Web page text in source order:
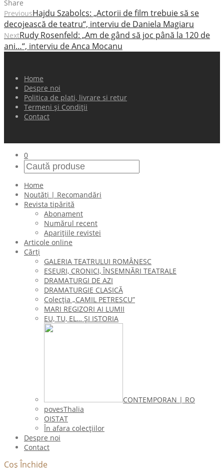
Share
PreviousHajdu Szabolcs: „Actorii de film trebuie să se
decojească de teatru“, interviu de Daniela Magiaru
NextRudy Rosenfeld: „Am de gând să joc până la 120 de
ani…“, interviu de Anca Mocanu
Home
Despre noi
Politica de plati, livrare si retur
Termeni și Condiții
Contact
0
Home
Noutăți | Recomandări
Revista tipărită
Abonament
Numărul recent
Aparițiile revistei
Articole online
Cărți
GALERIA TEATRULUI ROMÂNESC
ESEURI, CRONICI, ÎNSEMNĂRI TEATRALE
DRAMATURGI DE AZI
DRAMATURGIE CLASICĂ
Colecţia „CAMIL PETRESCU”
MARI REGIZORI AI LUMII
EU, TU, EL… ŞI ISTORIA
CONTEMPORAN | RO
povesThalia
OISTAT
În afara colecţiilor
Despre noi
Contact
Coș Închide